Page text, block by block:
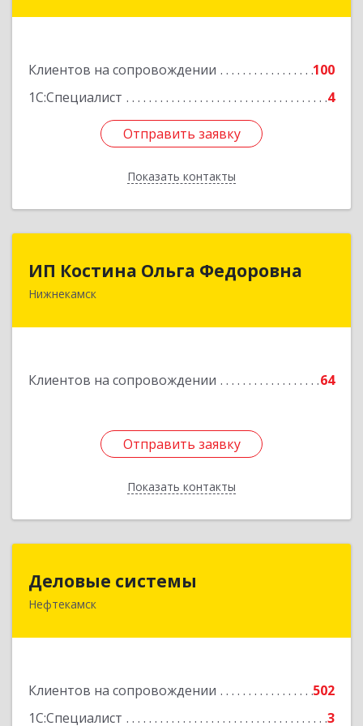
Клиентов на сопровождении
100
1С:Специалист
4
Отправить заявку
Показать контакты
Подробнее
Отправить заявку
Назад
ИП Костина Ольга Федоровна
Нижнекамск
Клиентов на сопровождении 64
Отправить заявку
Показать контакты
Отправить заявку
Назад
Деловые системы
Нефтекамск
Клиентов на сопровождении
502
1С:Специалист
3
452689, Башкортостан Респ, Нефтекамск г,